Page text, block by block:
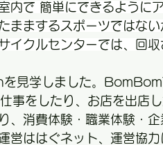
内で 簡単にできるように
ままするスポーツではな
イクルセンターでは、回収
見学しました。
事をしたり、お店を出店
、消費体験・職業体験・
営ははぐネット、運営協